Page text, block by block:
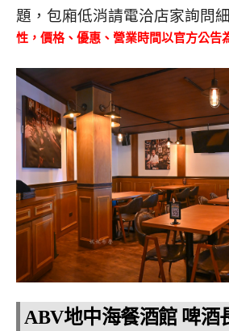
題，包廂低消請電洽店家詢問
性， 價格、優惠、營業時間以官方公告
ABV地中海餐酒館 啤酒